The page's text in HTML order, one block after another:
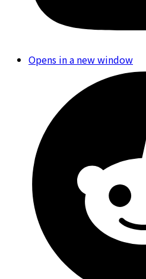
Opens in a new window